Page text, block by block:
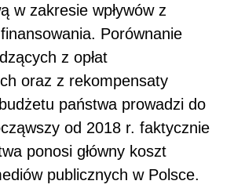
w zakresie wpływów z
Porównanie
z opłat
oraz z rekompensaty
państwa prowadzi do
od 2018 r. faktycznie
ponosi główny koszt
publicznych w Polsce.